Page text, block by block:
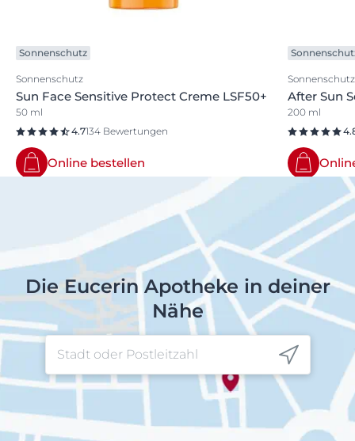
Sonnenschutz
Sonnenschutz
Sun Face Sensitive Protect Creme LSF50+
50 ml
4.7134 Bewertungen
Online bestellen
Sonnenschutz
After Sun
200 ml
Die Eucerin Apotheke in deiner
Nähe